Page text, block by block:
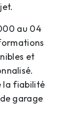
au 04
et
la fiabilité
garage